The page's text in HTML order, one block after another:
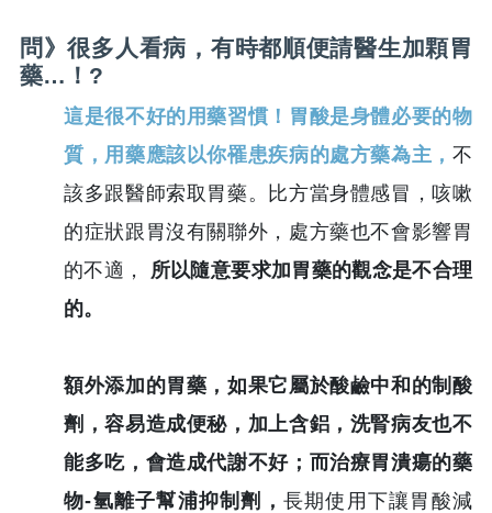
問》很多人看病，有時都順便請醫生加顆胃
藥…！?
這是很不好的用藥習慣！胃酸是身體必要的物
質，用藥應該以你罹患疾病的處方藥為主， 不
該多跟醫師索取胃藥。比方當身體感冒，咳嗽
的症狀跟胃沒有關聯外，處方藥也不會影響胃
的不適，
所以隨意要求加胃藥的觀念是不合理
的。
額外添加的胃藥，如果它屬於酸鹼中和的制酸
劑，容易造成便秘，加上含鋁，洗腎病友也不
能多吃，會造成代謝不好；而治療胃潰瘍的藥
物-氫離子幫浦抑制劑， 長期使用下讓胃酸減